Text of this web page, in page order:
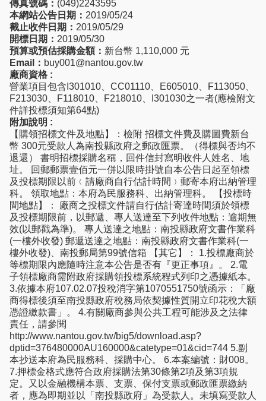
傳真號碼： (049)2243595
本網站公告日期： 2019/05/24
截止收件日期： 2019/05/29
開標日期： 2019/05/30
預算或預估採購金額： 新台幣 1,110,000 元
Email： buy001@nantou.gov.tw
廠商資格 :
營業項目包含I301010、CC01110、E605010、F113050、
F213030、F118010、F218010、I301030之一者(應檢附文
件詳投標須知第64點)
附加說明 :
【購領招標文件及地點】：檢附 招標文件費及購圖費新台
幣 300元受款人為南投縣政府之郵政匯票。（得標與否均不
退還） 書明招標採購名稱，回件信封寫明收件人姓名、地
址。 回郵郵票壹佰元一併以限時掛號自本公告日起至領標
及投標期限以前﹙請廠商自行估計時間﹚郵寄本府出納管理
科。 領取地點：本府為民服務科、出納管理科。 【投標時
間地點】： 廠商之投標文件請自行估計寄達時間須於領標
及投標期限前，以郵遞、專人送達至下列收件地點：逾期無
效(以郵戳為準)。 專人送達之地點：南投縣政府文書作業科
(一樓外收發) 郵遞送達之地點：南投縣政府文書作業科(一
樓外收發)、南投郵局第99號信箱 【其它】： 1.投標廠商於
等標期限內應隨時注意本公告是否有『更正事項』。 2.電
子領標廠商需附政府採購領投標系統程式列印之憑據紙本。
3.依據本府107.02.07投稅消字第1070551750號函示：「廠
商得標後須至南投縣政府稅務局依契據性質開立印花稅大額
憑證繳款書」。 4.有關廠商參與公共工程可能涉及之法律
責任，請參閱
http://www.nantou.gov.tw/big5/download.asp?
dptid=376480000AU160000&catetype=01&cid=744 5.副
本抄送本府為民服務科、採購中心。 6.本案編號：財008。
7.押標金格式應符合政府採購法第30條第2項及第3項規
定。又以金融機構本票、支票、保付支票或郵政匯票繳納
者，應為即期並以「南投縣政府」為受款人。未填寫受款人